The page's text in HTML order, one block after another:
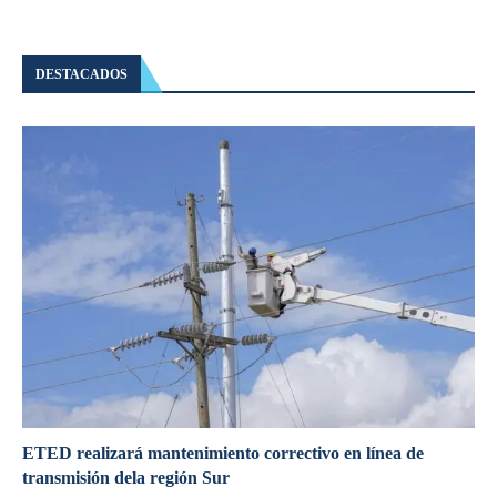
DESTACADOS
ETED realizará mantenimiento correctivo en línea de
transmisión dela región Sur